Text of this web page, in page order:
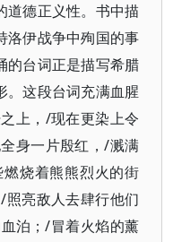
道德正义性。书中描
洛伊战争中殉国的事
的台词正是描写希腊
。这段台词充满血腥
上，/现在更染上令
身一片殷红，/溅满
烧着熊熊烈火的街
亮敌人去肆行他们
泊；/冒着火焰的薰